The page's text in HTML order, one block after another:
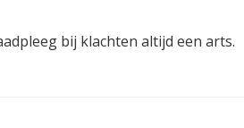
bij klachten altijd een arts.